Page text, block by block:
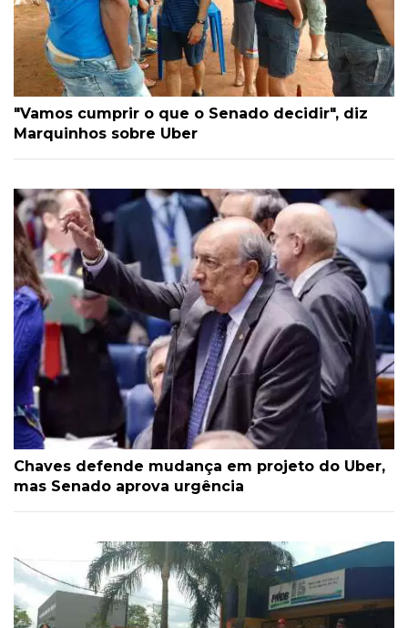
"Vamos cumprir o que o Senado decidir", diz
Marquinhos sobre Uber
Chaves defende mudança em projeto do Uber,
mas Senado aprova urgência